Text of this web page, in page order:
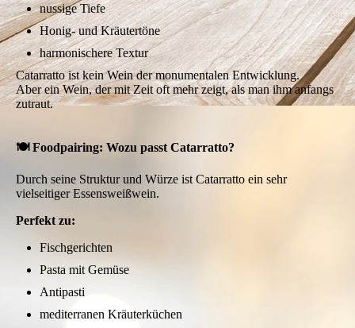
nussige Tiefe
Honig- und Kräutertöne
harmonischere Textur
Catarratto ist kein Wein der monumentalen Entwicklung.
Aber ein Wein, der mit Zeit oft mehr zeigt, als man ihm anfangs
zutraut.
🍽️ Foodpairing: Wozu passt Catarratto?
Durch seine Struktur und Würze ist Catarratto ein sehr
vielseitiger Essensweißwein.
Perfekt zu:
Fischgerichten
Pasta mit Gemüse
Antipasti
mediterranen Kräuterküchen